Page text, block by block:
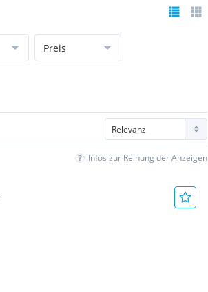
Preis
Infos zur Reihung der Anzeigen